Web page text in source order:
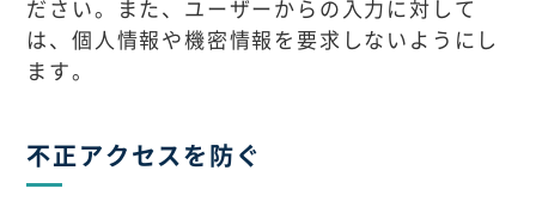
ださい。また、ユーザーからの入力に対して
は、個人情報や機密情報を要求しないようにし
ます。
不正アクセスを防ぐ